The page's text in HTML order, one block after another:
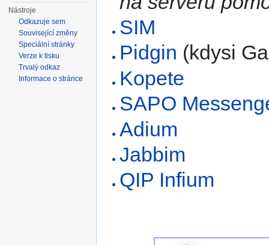
SIM
Pidgin (kdysi
Kopete
SAPO
Adium
Jabbim
QIP Infium
Nástroje
Odkazuje sem
Související změny
Speciální stránky
Verze k tisku
Trvalý odkaz
Informace o stránce